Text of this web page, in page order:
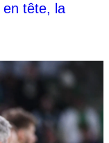
en tête, la